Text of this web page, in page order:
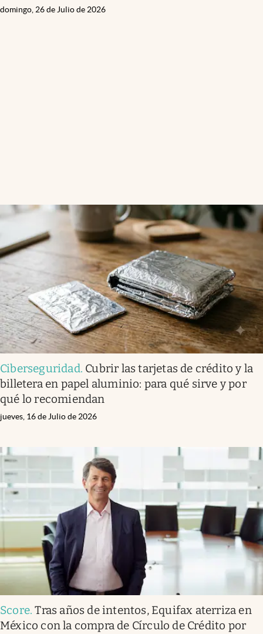
domingo, 26 de Julio de 2026
Ciberseguridad. Cubrir las tarjetas de crédito y la
billetera en papel aluminio: para qué sirve y por
qué lo recomiendan
jueves, 16 de Julio de 2026
Score.Tras años de intentos, Equifax aterriza en
México con la compra de Círculo de Crédito por